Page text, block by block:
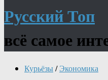
Русский Топ
всё самое
Курьёзы/ Экономика